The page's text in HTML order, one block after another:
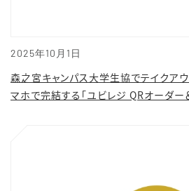
2025年10月1日
森之宮キャンパス大学生協でテイクア
マホで完結する「ユビレジ QRオーダー